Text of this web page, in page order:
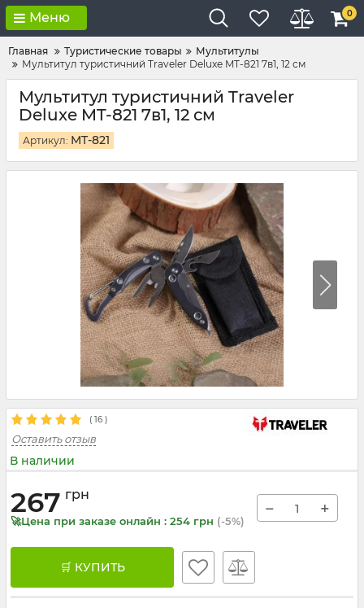
Меню 0
Главная Туристические товары
Мультитулы
Мультитул туристичний Traveler Deluxe MT-821 7в1, 12 см
Мультитул туристичний Traveler
Deluxe MT-821 7в1, 12 см
Артикул: MT-821
( 16 )
Оставить отзыв
В наличии
267 грн
🚀Цена при заказе онлайн : 254 грн (-5%)
− +
🛒 КУПИТЬ